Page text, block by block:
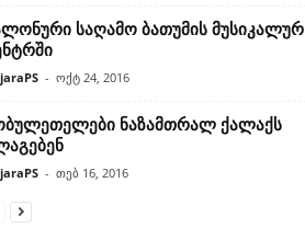
საღამო ბათუმის მუსიკალურ
- ოქტ 24, 2016
ნაზამთრალ ქალაქს
- თებ 16, 2016